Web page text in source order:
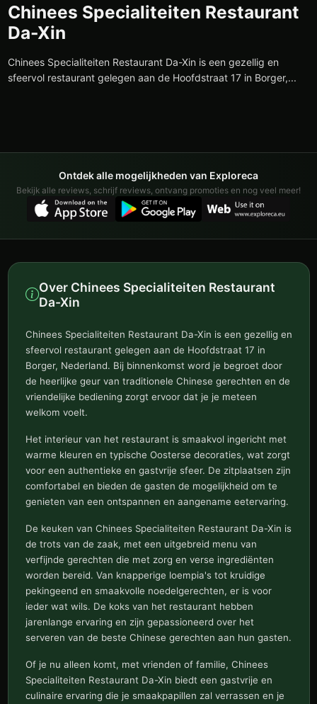
Chinees Specialiteiten Restaurant
Da-Xin
Chinees Specialiteiten Restaurant Da-Xin is een gezellig en
sfeervol restaurant gelegen aan de Hoofdstraat 17 in Borger,...
Ontdek alle mogelijkheden van Exploreca
Bekijk alle reviews, schrijf reviews, ontvang promoties en nog veel meer!
Over Chinees Specialiteiten Restaurant
Da-Xin
Chinees Specialiteiten Restaurant Da-Xin is een gezellig en
sfeervol restaurant gelegen aan de Hoofdstraat 17 in
Borger, Nederland. Bij binnenkomst word je begroet door
de heerlijke geur van traditionele Chinese gerechten en de
vriendelijke bediening zorgt ervoor dat je je meteen
welkom voelt.
Het interieur van het restaurant is smaakvol ingericht met
warme kleuren en typische Oosterse decoraties, wat zorgt
voor een authentieke en gastvrije sfeer. De zitplaatsen zijn
comfortabel en bieden de gasten de mogelijkheid om te
genieten van een ontspannen en aangename eetervaring.
De keuken van Chinees Specialiteiten Restaurant Da-Xin is
de trots van de zaak, met een uitgebreid menu van
verfijnde gerechten die met zorg en verse ingrediënten
worden bereid. Van knapperige loempia's tot kruidige
pekingeend en smaakvolle noedelgerechten, er is voor
ieder wat wils. De koks van het restaurant hebben
jarenlange ervaring en zijn gepassioneerd over het
serveren van de beste Chinese gerechten aan hun gasten.
Of je nu alleen komt, met vrienden of familie, Chinees
Specialiteiten Restaurant Da-Xin biedt een gastvrije en
culinaire ervaring die je smaakpapillen zal verrassen en je